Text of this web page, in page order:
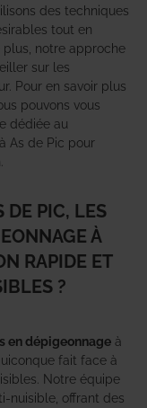
des techniques
tout en
plus, notre approche
sur les
Pour en savoir plus
pouvons vous
dédiée au
As de Pic pour
DE PIC, LES
À
RAPIDE ET
?
en dépigeonnage à
fait face à
Notre équipe
nuisible, offrant des